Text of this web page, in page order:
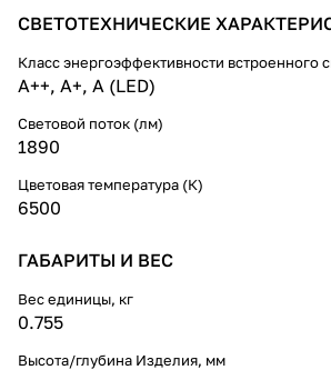
СВЕТОТЕХНИЧЕСКИЕ
Класс энергоэффективности встроенного
A++, A+, A (LED)
Световой поток (лм)
1890
Цветовая температура (К)
6500
ГАБАРИТЫ И ВЕС
Вес единицы, кг
0.755
Высота/глубина Изделия, мм